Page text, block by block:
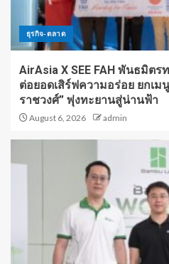
ธุรกิจ-ตลาด
AirAsia X SEE FAH พันธมิต
ต่อยอดเสิร์ฟความอร่อย ยกเ
ราชวงศ์” พุ่งทะยานสู่น่านฟ้า
August 6, 2026 admin